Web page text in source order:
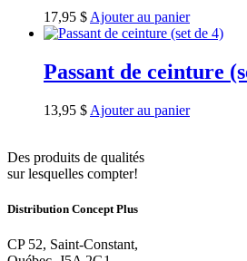
17,95 $ Ajouter au panier
Passant de ceinture
13,95 $ Ajouter au panier
Des produits de qualités
sur lesquelles compter!
Distribution Concept Plus
CP 52, Saint-Constant,